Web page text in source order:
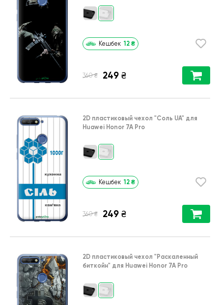
Кешбек 12 ₴
360 ₴ 249 ₴
2D пластиковый чехол "Соль UA" для
Huawei Honor 7A Pro
Кешбек 12 ₴
360 ₴ 249 ₴
2D пластиковый чехол "Раскаленный
биткойн" для Huawei Honor 7A Pro